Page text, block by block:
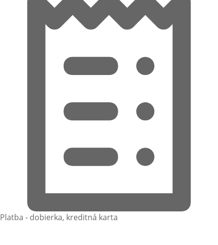
Platba - dobierka, kreditná karta